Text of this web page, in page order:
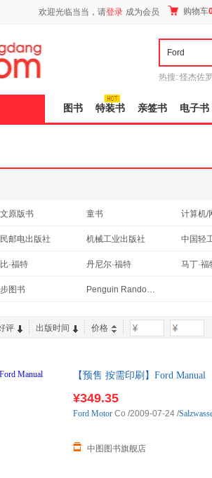
欢迎光临当当，请登录 成为会员 购物车
热搜: 怪杰佐
图书 特装书 亲签书 电子书
原版书 童书
计算机/
理学
工业技术
保健/养
/地图
艺术
试
青春文学
邮电出版社 机械工业出版社
中国轻
文学出版社
重庆出版社
清华大
重庆大学出版社
电子工
际文化出版公司
西苑出版社
中国纺
·福特 丹尼尔·福特
马丁·福
然
杨向荣
图书 Penguin Random House
评 出版时间 价格 -
【预售 按需印刷】Ford Manual
¥349.35
中图图书旗舰店
Ford Motor Co /2009-07-24 /